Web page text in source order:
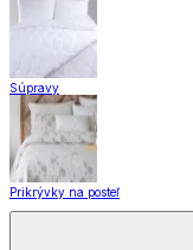
Súpravy
Prikrývky na posteľ